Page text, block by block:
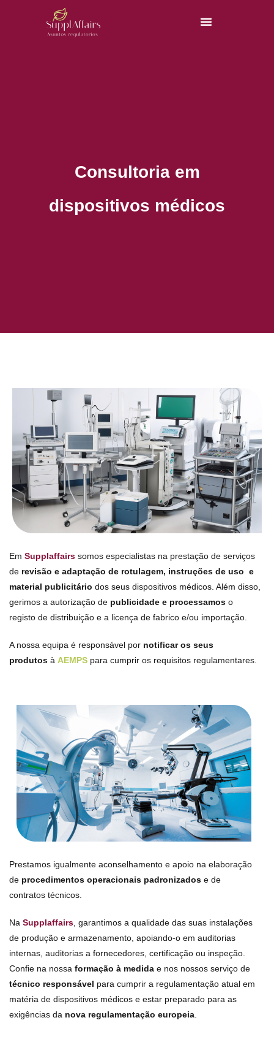
Consultoria em
dispositivos médicos
Em Supplaffairs somos especialistas na prestação de serviços
de revisão e adaptação de rotulagem, instruções de uso e
material publicitário dos seus dispositivos médicos. Além disso,
gerimos a autorização de publicidade e processamos o
registo de distribuição e a licença de fabrico e/ou importação.
A nossa equipa é responsável por notificar os seus
produtos à AEMPS para cumprir os requisitos regulamentares.
Prestamos igualmente aconselhamento e apoio na elaboração
de procedimentos operacionais padronizados e de
contratos técnicos.
Na Supplaffairs garantimos a qualidade das suas instalações
de produção e armazenamento, apoiando-o em auditorias
internas, auditorias a fornecedores, certificação ou inspeção.
Confie na nossa formação à medida e nos nossos serviço de
técnico responsável para cumprir a regulamentação atual em
matéria de dispositivos médicos e estar preparado para as
exigências da nova regulamentação europeia